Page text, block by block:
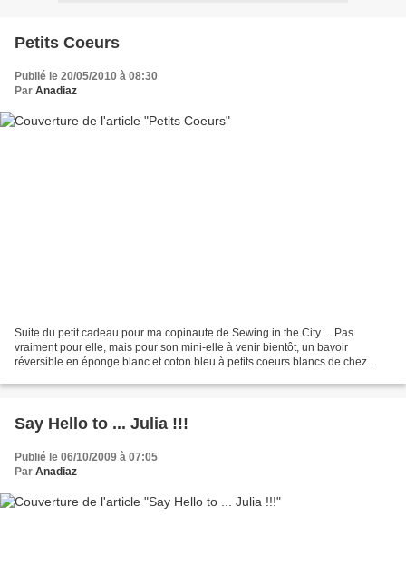
Petits Coeurs
Publié le 20/05/2010 à 08:30
Par Anadiaz
Suite du petit cadeau pour ma copinaute de Sewing in the City ... Pas
vraiment pour elle, mais pour son mini-elle à venir bientôt, un bavoir
réversible en éponge blanc et coton bleu à petits coeurs blancs de chez
Say Hello to ... Julia !!!
Publié le 06/10/2009 à 07:05
Par Anadiaz